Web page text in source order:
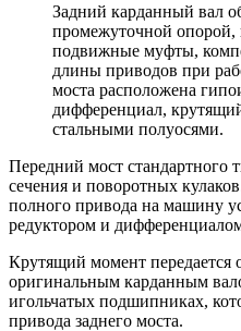
Задний карданный вал
промежуточной опорой,
подвижные муфты,
длины приводов при
моста расположена
дифференциал,
стальными полуосями.
Передний мост стандартного
сечения и поворотных
полного привода на машину
редуктором и
Крутящий момент передается
оригинальным карданным
игольчатых подшипниках,
привода заднего моста.